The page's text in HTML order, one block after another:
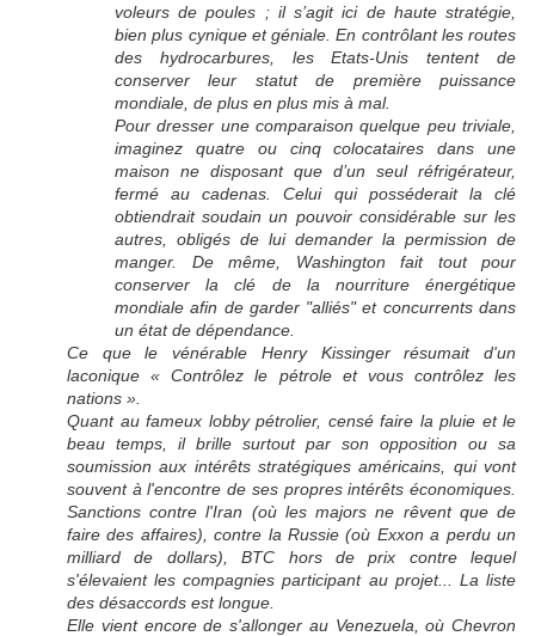
voleurs de poules ; il s’agit ici de haute stratégie,
bien plus cynique et géniale. En contrôlant les routes
des hydrocarbures, les Etats-Unis tentent de
conserver leur statut de première puissance
mondiale, de plus en plus mis à mal.
Pour dresser une comparaison quelque peu triviale,
imaginez quatre ou cinq colocataires dans une
maison ne disposant que d’un seul réfrigérateur,
fermé au cadenas. Celui qui posséderait la clé
obtiendrait soudain un pouvoir considérable sur les
autres, obligés de lui demander la permission de
manger. De même, Washington fait tout pour
conserver la clé de la nourriture énergétique
mondiale afin de garder "alliés" et concurrents dans
un état de dépendance.
Ce que le vénérable Henry Kissinger résumait d'un
laconique «Contrôlez le pétrole et vous contrôlez les
nations ».
Quant au fameux lobby pétrolier, censé faire la pluie et le
beau temps, il brille surtout par son opposition ou sa
soumission aux intérêts stratégiques américains, qui vont
souvent à l'encontre de ses propres intérêts économiques.
Sanctions contre l'Iran (où les majors ne rêvent que de
faire des affaires), contre la Russie (où Exxon a perdu un
milliard de dollars), BTC hors de prix contre lequel
s'élevaient les compagnies participant au projet... La liste
des désaccords est longue.
Elle vient encore de s'allonger au Venezuela, où Chevron